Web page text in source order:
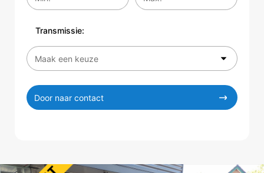
Transmissie:
Door naar contact